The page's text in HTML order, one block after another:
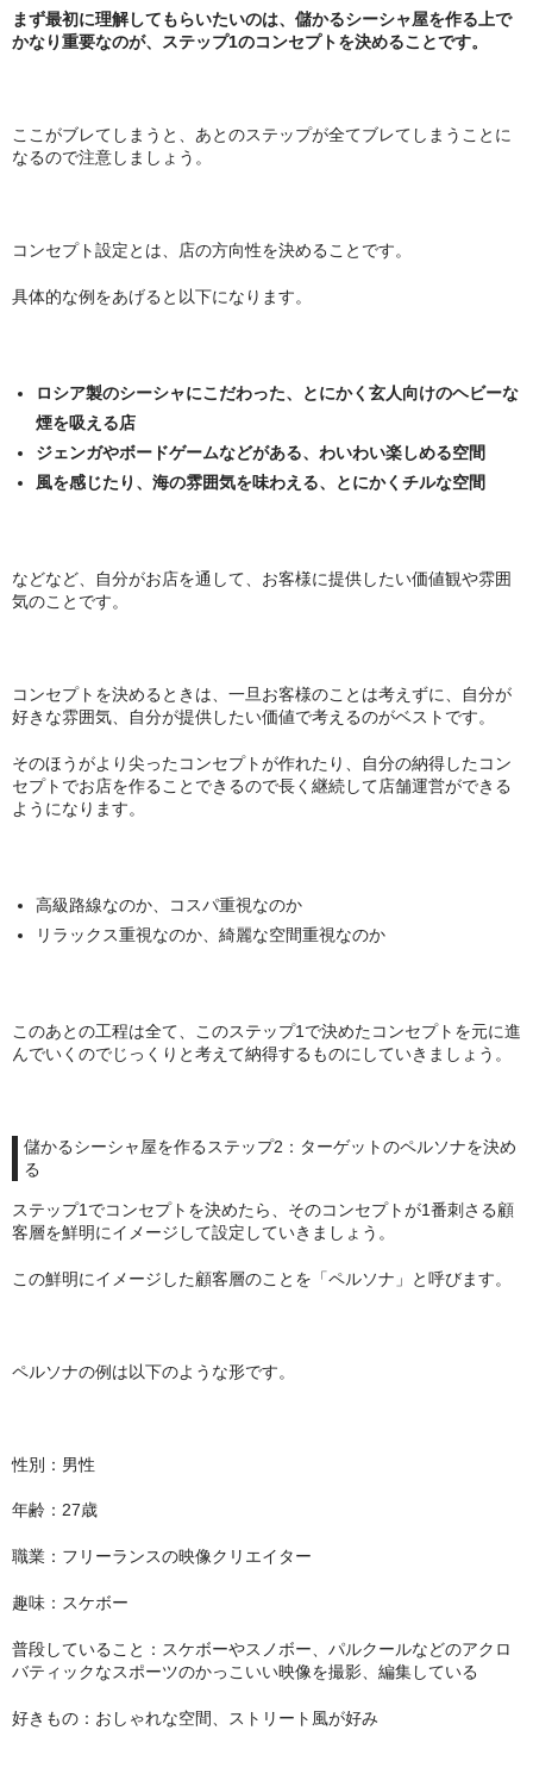
ChillCloud(チルクラウド）
Cobra Blanc
Eternal Smoke
Starbuzz
FUMARI
Ugly
SPLIT
ZOMO
Tangiers
マウスピース
ベース（花瓶）
LED
DAVINCI
storz-bickel
Arizer
Tinymight
Dynavap
Dynavap本体
Dynavapパーツ
IH
まず最初に理解してもらいたいのは、儲かるシーシャ屋を作る上で
かなり重要なのが、ステップ1のコンセプトを決めることです。
ここがブレてしまうと、あとのステップが全てブレてしまうことに
なるので注意しましょう。
コンセプト設定とは、店の方向性を決めることです。
具体的な例をあげると以下になります。
ロシア製のシーシャにこだわった、とにかく玄人向けのヘビーな
煙を吸える店
ジェンガやボードゲームなどがある、わいわい楽しめる空間
風を感じたり、海の雰囲気を味わえる、とにかくチルな空間
などなど、自分がお店を通して、お客様に提供したい価値観や雰囲
気のことです。
コンセプトを決めるときは、一旦お客様のことは考えずに、自分が
好きな雰囲気、自分が提供したい価値で考えるのがベストです。
そのほうがより尖ったコンセプトが作れたり、自分の納得したコン
セプトでお店を作ることできるので長く継続して店舗運営ができる
ようになります。
高級路線なのか、コスパ重視なのか
リラックス重視なのか、綺麗な空間重視なのか
このあとの工程は全て、このステップ1で決めたコンセプトを元に進
んでいくのでじっくりと考えて納得するものにしていきましょう。
儲かるシーシャ屋を作るステップ2：ターゲットのペルソナを決め
る
ステップ1でコンセプトを決めたら、そのコンセプトが1番刺さる顧
客層を鮮明にイメージして設定していきましょう。
この鮮明にイメージした顧客層のことを「ペルソナ」と呼びます。
ペルソナの例は以下のような形です。
性別：男性
年齢：27歳
職業：フリーランスの映像クリエイター
趣味：スケボー
普段していること：スケボーやスノボー、パルクールなどのアクロ
バティックなスポーツのかっこいい映像を撮影、編集している
好きもの：おしゃれな空間、ストリート風が好み